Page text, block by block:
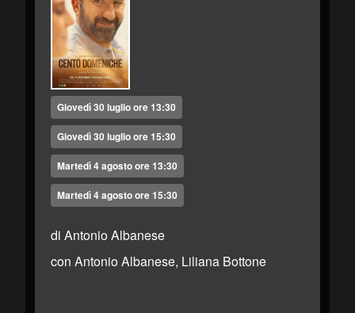
Giovedì 30 luglio ore 13:30
Giovedì 30 luglio ore 15:30
Martedì 4 agosto ore 13:30
Martedì 4 agosto ore 15:30
di Antonio Albanese
con Antonio Albanese, Liliana Bottone